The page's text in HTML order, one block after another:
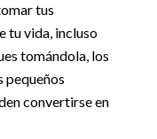
tus
tu vida, incluso
tomándola, los
pequeños
convertirse en